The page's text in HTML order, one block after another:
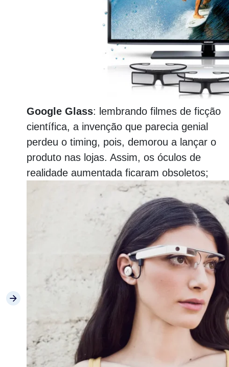
Google Glass: lembrando filmes de ficção
científica, a invenção que parecia genial
perdeu o timing, pois, demorou a lançar o
produto nas lojas. Assim, os óculos de
realidade aumentada ficaram obsoletos;